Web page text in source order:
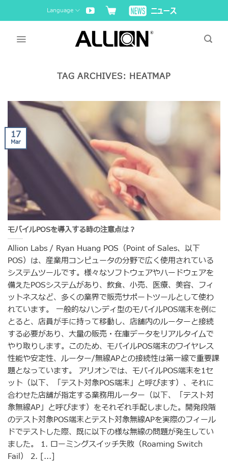
to
Language
TAG ARCHIVES: HEATMAP
モバイルPOSを導入する時の注意点は？
Allion Labs / Ryan Huang POS（Point of Sales、以下
POS）は、産業用コンピュータの分野で広く使用されている
システムツールです。様々なソフトウェアやハ​​ードウェアを
備えたPOSシステムがあり、飲食、小売、医療、美容、フィ
ットネスなど、多くの業界で販売サポートツールとして使わ
れています。 一般的なハンディ型のモバイルPOS端末を例に
とると、店員が手に持って移動し、店舗内のルーターと接続
する必要があり、大量の販売・在庫データをリアルタイムで
やり取りします。このため、モバイルPOS端末のワイヤレス
性能や安定性、ルーター/無線APとの接続性は第一線で重要課
題となっています。 アリオンでは、モバイルPOS端末を1セ
ット（以下、「テスト対象POS端末」と呼びます）、それに
合わせた店舗が指定する業務用ルーター（以下、「テスト対
象無線AP」と呼びます）をそれぞれ手配しました。開発段階
のテスト対象POS端末とテスト対象無線APを実際のフィール
ドでテストした際、既に以下の様な無線の問題が発生してい
ました。 1. ローミングスイッチ失敗（Roaming Switch
Fail） 2. [...]
17
Mar